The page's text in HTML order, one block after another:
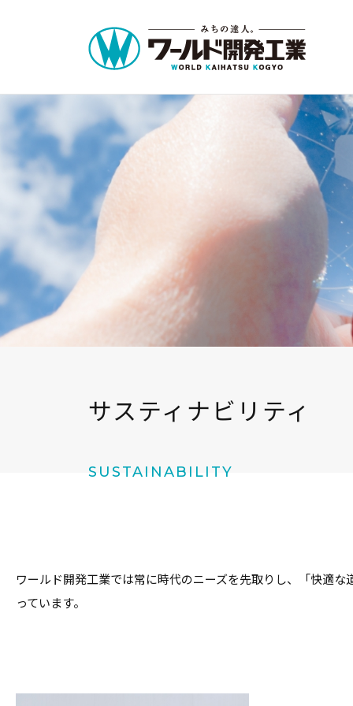
サスティナビリティ
SUSTAINABILITY
ワールド開発工業では常に時代のニーズを先取りし、「快適
っています。